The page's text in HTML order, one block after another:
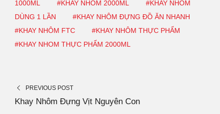
1000ML #KHAY NHÔM 2000ML
#KHAY NHÔM
DÙNG 1 LẦN
#KHAY NHÔM ĐỰNG ĐỒ ĂN NHANH
#KHAY NHÔM FTC
#KHAY NHÔM THỰC PHẨM
#KHAY NHOM THỰC PHẨM 2000ML
PREVIOUS POST
Khay Nhôm Đựng Vịt Nguyên Con